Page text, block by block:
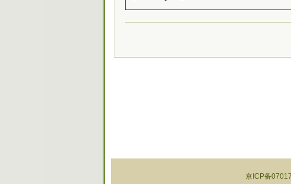
京ICP备